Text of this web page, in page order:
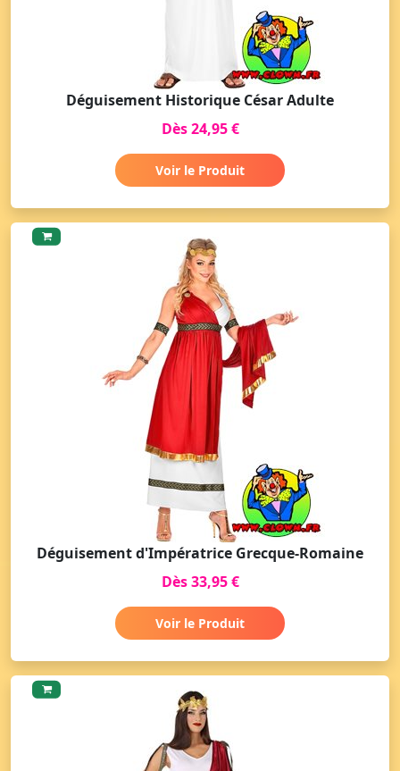
Déguisement Historique César Adulte
Dès 24,95 €
Voir le Produit
Déguisement d'Impératrice Grecque-Romaine
Dès 33,95 €
Voir le Produit